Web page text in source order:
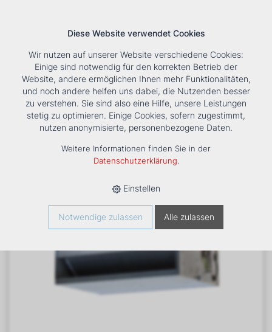
Tools Unternehmen Karriere KontaktSuche
HOME › PRODUKTE › KÄLTE/KLIMA › FANCOILS › KANALGERÄT
DUCTIMAX DM 640
Diese Website verwendet Cookies
Wir nutzen auf unserer Website verschiedene Cookies:
Einige sind notwendig für den korrekten Betrieb der
Website, andere ermöglichen Ihnen mehr Funktionalitäten,
und noch andere helfen uns dabei, die Nutzenden besser
zu verstehen. Sie sind also eine Hilfe, unsere Leistungen
stetig zu optimieren. Einige Cookies, sofern zugestimmt,
nutzen anonymisierte, personenbezogene Daten.
Weitere Informationen finden Sie in der
Datenschutzerklärung.
Einstellen
Notwendige zulassen Alle zulassen